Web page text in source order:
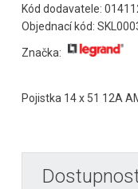
Kód dodavatele:
Objednací kód:
Značka:
Pojistka 14 x 51 12A